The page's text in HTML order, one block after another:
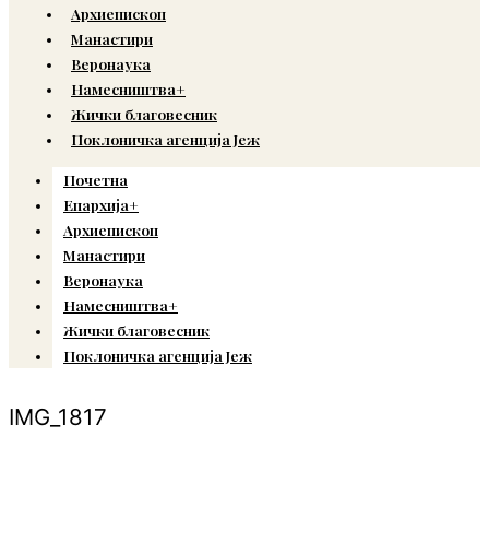
Архиепископ
Манастири
Веронаука
Намесништва+
Жички благовесник
Поклоничка агенција Јеж
Почетна
Епархија+
Архиепископ
Манастири
Веронаука
Намесништва+
Жички благовесник
Поклоничка агенција Јеж
IMG_1817